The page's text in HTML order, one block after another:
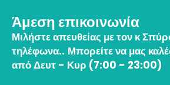
Άμεση επικοινωνία
Μιλήστε απευθείας με τον κ
τηλέφωνα.. Μπορείτε να μας
από Δευτ - Κυρ (7:00 - 23:00)